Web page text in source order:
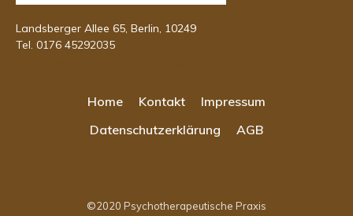
Landsberger Allee 65, Berlin, 10249
Tel. 0176 45292035
Home Kontakt
Impressum
Datenschutzerklärung
AGB
©2020 Psychotherapeutische Praxis